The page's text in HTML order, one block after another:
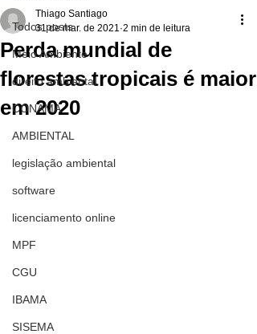
Todos posts
Meio Ambiente
direito ambiental
CONAMA
AMBIENTAL
legislação ambiental
software
licenciamento online
MPF
CGU
IBAMA
SISEMA
Perda mundial de
florestas tropicais é maior
em 2020
Thiago Santiago
31 de mar. de 2021 2 min de leitura